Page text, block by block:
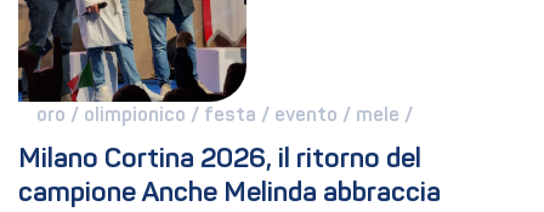
oro / olimpionico / festa / evento / mele /
Milano Cortina 2026, il ritorno del
campione Anche Melinda abbraccia